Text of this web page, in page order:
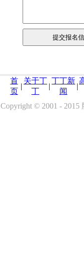
首
页
|
关于丁
丁
|
丁丁新
闻
|
Copyright © 2001 -